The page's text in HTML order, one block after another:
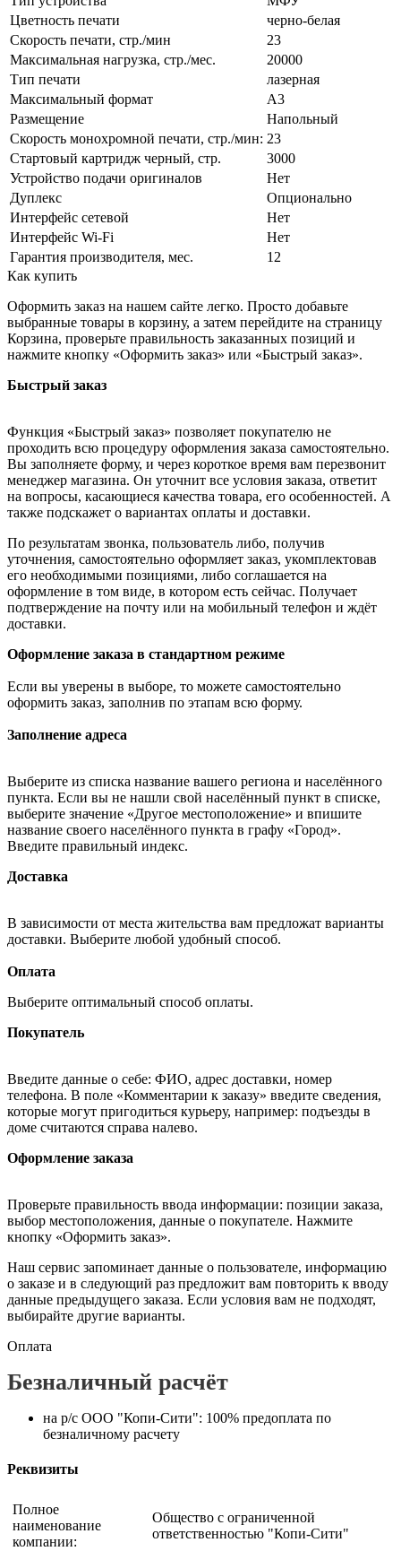
Цветность печати
черно-белая
Скорость печати, стр./мин
23
Максимальная нагрузка, стр./мес.
20000
Тип печати
лазерная
Максимальный формат
А3
Размещение
Напольный
Скорость монохромной печати, стр./мин: 23
Стартовый картридж черный, стр.
3000
Устройство подачи оригиналов
Нет
Дуплекс
Опционально
Интерфейс сетевой
Нет
Интерфейс Wi-Fi
Нет
Гарантия производителя, мес.
12
Как купить
Оформить заказ на нашем сайте легко. Просто добавьте
выбранные товары в корзину, а затем перейдите на страницу
Корзина, проверьте правильность заказанных позиций и
нажмите кнопку «Оформить заказ» или «Быстрый заказ».
Быстрый заказ
Функция «Быстрый заказ» позволяет покупателю не
проходить всю процедуру оформления заказа самостоятельно.
Вы заполняете форму, и через короткое время вам перезвонит
менеджер магазина. Он уточнит все условия заказа, ответит
на вопросы, касающиеся качества товара, его особенностей. А
также подскажет о вариантах оплаты и доставки.
По результатам звонка, пользователь либо, получив
уточнения, самостоятельно оформляет заказ, укомплектовав
его необходимыми позициями, либо соглашается на
оформление в том виде, в котором есть сейчас. Получает
подтверждение на почту или на мобильный телефон и ждёт
доставки.
Оформление заказа в стандартном режиме
Если вы уверены в выборе, то можете самостоятельно
оформить заказ, заполнив по этапам всю форму.
Заполнение адреса
Выберите из списка название вашего региона и населённого
пункта. Если вы не нашли свой населённый пункт в списке,
выберите значение «Другое местоположение» и впишите
название своего населённого пункта в графу «Город».
Введите правильный индекс.
Доставка
В зависимости от места жительства вам предложат варианты
доставки. Выберите любой удобный способ.
Оплата
Выберите оптимальный способ оплаты.
Покупатель
Введите данные о себе: ФИО, адрес доставки, номер
телефона. В поле «Комментарии к заказу» введите сведения,
которые могут пригодиться курьеру, например: подъезды в
доме считаются справа налево.
Оформление заказа
Проверьте правильность ввода информации: позиции заказа,
выбор местоположения, данные о покупателе. Нажмите
кнопку «Оформить заказ».
Наш сервис запоминает данные о пользователе, информацию
о заказе и в следующий раз предложит вам повторить к вводу
данные предыдущего заказа. Если условия вам не подходят,
выбирайте другие варианты.
Оплата
Безналичный расчёт
на р/с ООО "Копи-Сити": 100% предоплата по
безналичному расчету
Реквизиты
Полное
наименование
компании:
Общество с ограниченной
ответственностью "Копи-Сити"